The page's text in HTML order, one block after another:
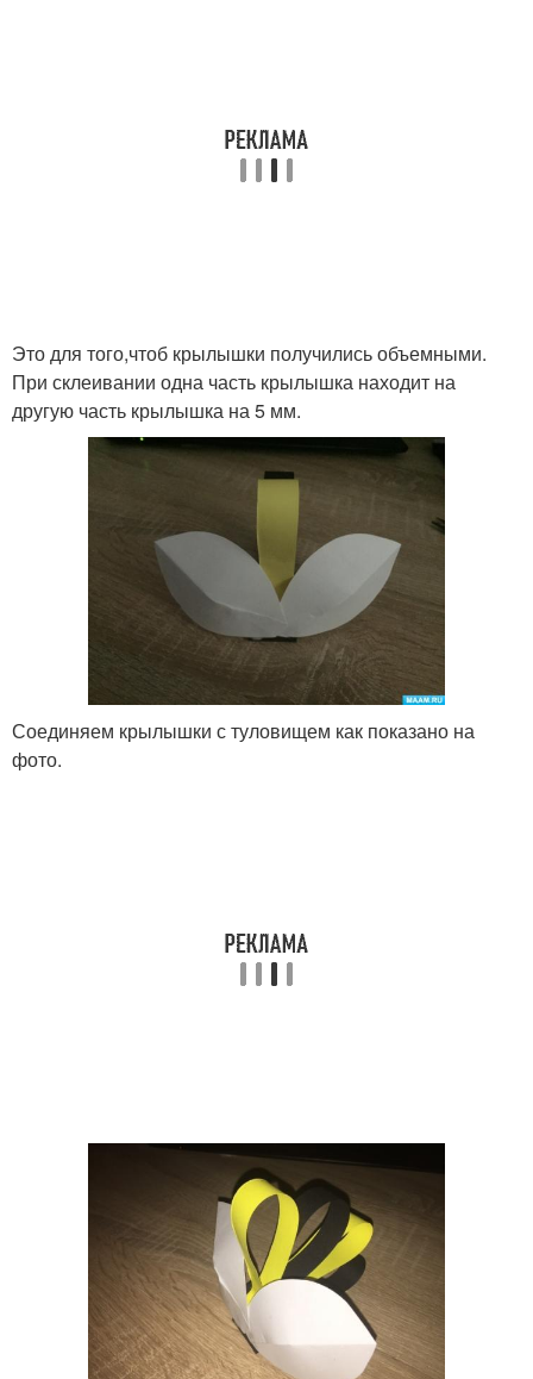
Это для того,чтоб крылышки получились объемными.
При склеивании одна часть крылышка находит на
другую часть крылышка на 5 мм.
Соединяем крылышки с туловищем как показано на
фото.